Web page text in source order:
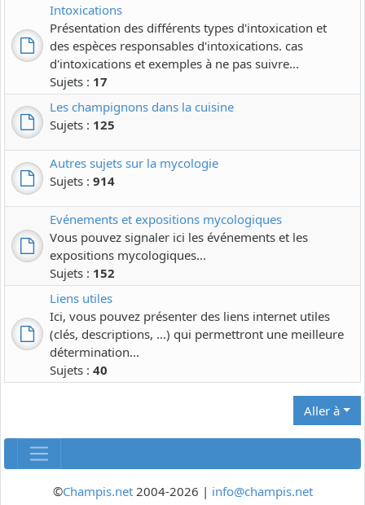
Intoxications
Présentation des différents types d'intoxication et
des espèces responsables d'intoxications. cas
d'intoxications et exemples à ne pas suivre...
Sujets : 17
Les champignons dans la cuisine
Sujets : 125
Autres sujets sur la mycologie
Sujets : 914
Evénements et expositions mycologiques
Vous pouvez signaler ici les événements et les
expositions mycologiques...
Sujets : 152
Liens utiles
Ici, vous pouvez présenter des liens internet utiles
(clés, descriptions, ...) qui permettront une meilleure
détermination...
Sujets : 40
Aller à
©Champis.net2004-2026 | info@champis.net